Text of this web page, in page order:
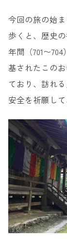
今回の旅の始
歩くと、歴史
年間（701〜
基されたこの
ており、訪れ
安全を祈願し